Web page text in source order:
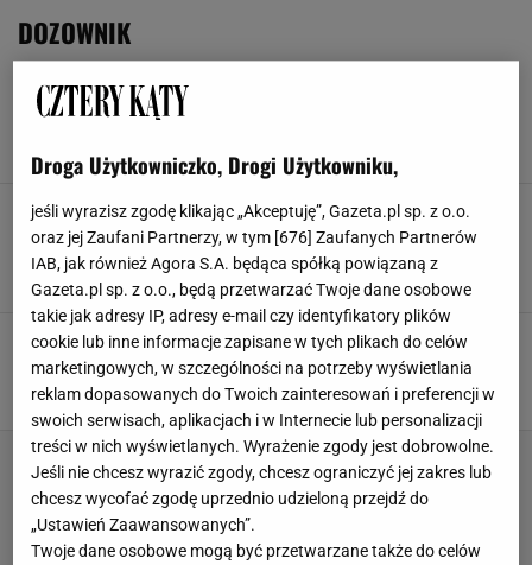
DOZOWNIK
18 zł za taki świąteczny efekt? Ten detal z
Sinsay robi magię w sekundę
OZDOBY ŚWIĄTECZNE
Znana sieciówka wystartowała z wyprzedażą.
Ten zestaw wygląda jak luksusowy dodatek, a
kosztuje niecałe 13 zł
AKCESORIA ŁAZIENKOWE DOZOWNIK KUBKI ŁAZIENKA
Nie uwierzysz, jak miękki może być ręcznik.
Ten z Jysk jest teraz przeceniony o 59%
DOZOWNIK MYDELNICZKA RĘCZNIKI ŁAZIENKA
Droga Użytkowniczko, Drogi Użytkowniku,
jeśli wyrazisz zgodę klikając „Akceptuję”, Gazeta.pl sp. z o.o.
oraz jej Zaufani Partnerzy, w tym [676] Zaufanych Partnerów
IAB, jak również Agora S.A. będąca spółką powiązaną z
Gazeta.pl sp. z o.o., będą przetwarzać Twoje dane osobowe
takie jak adresy IP, adresy e-mail czy identyfikatory plików
cookie lub inne informacje zapisane w tych plikach do celów
marketingowych, w szczególności na potrzeby wyświetlania
reklam dopasowanych do Twoich zainteresowań i preferencji w
swoich serwisach, aplikacjach i w Internecie lub personalizacji
treści w nich wyświetlanych. Wyrażenie zgody jest dobrowolne.
Jeśli nie chcesz wyrazić zgody, chcesz ograniczyć jej zakres lub
chcesz wycofać zgodę uprzednio udzieloną przejdź do
„Ustawień Zaawansowanych”.
Twoje dane osobowe mogą być przetwarzane także do celów